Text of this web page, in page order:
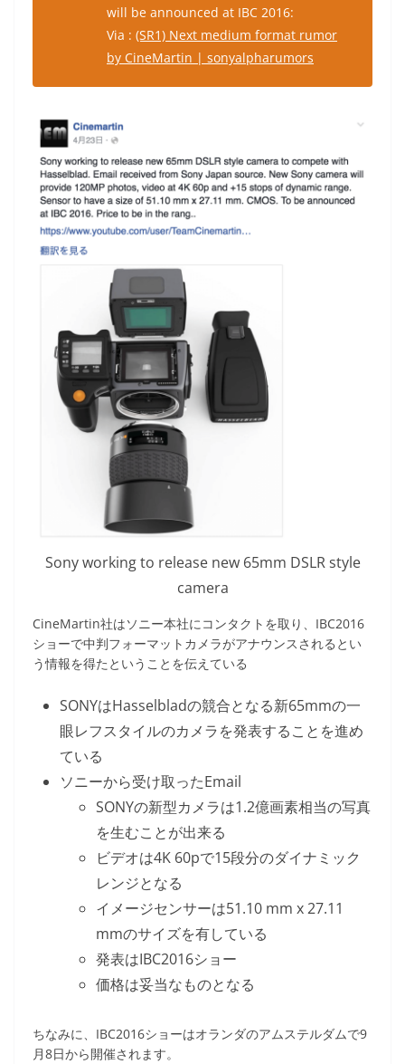
will be announced at IBC 2016:
Via : (SR1) Next medium format rumor
by CineMartin | sonyalpharumors
Sony working to release new 65mm DSLR style
camera
CineMartin社はソニー本社にコンタクトを取り、IBC2016
ショーで中判フォーマットカメラがアナウンスされるとい
う情報を得たということを伝えている
SONYはHasselbladの競合となる新65mmの一
眼レフスタイルのカメラを発表することを進め
ている
ソニーから受け取ったEmail
SONYの新型カメラは1.2億画素相当の写真
を生むことが出来る
ビデオは4K 60pで15段分のダイナミック
レンジとなる
イメージセンサーは51.10 mm x 27.11
mmのサイズを有している
発表はIBC2016ショー
価格は妥当なものとなる
ちなみに、IBC2016ショーはオランダのアムステルダムで9
月8日から開催されます。